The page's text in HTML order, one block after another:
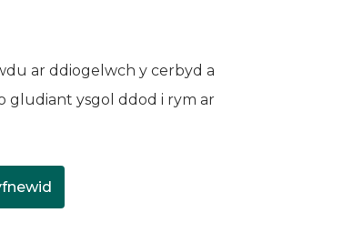
ar ddiogelwch y cerbyd a
gludiant ysgol ddod i rym ar